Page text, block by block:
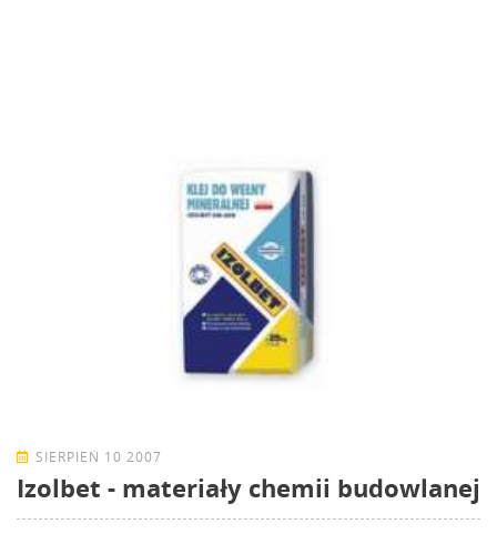
SIERPIEŃ 10 2007
Izolbet - materiały chemii budowlanej